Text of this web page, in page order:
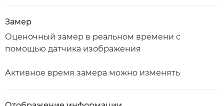
Замер
Оценочный замер в реальном времени с
помощью датчика изображения
Активное время замера можно изменять